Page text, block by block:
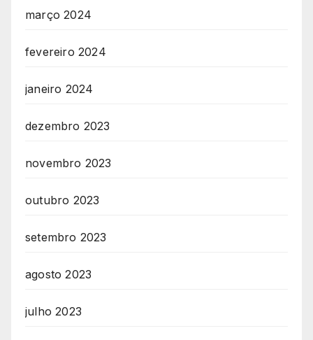
março 2024
fevereiro 2024
janeiro 2024
dezembro 2023
novembro 2023
outubro 2023
setembro 2023
agosto 2023
julho 2023